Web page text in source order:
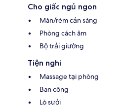
Cho giấc ngủ ngon
Màn/rèm cản sáng
Phòng cách âm
Bộ trải giường
Tiện nghi
Massage tại phòng
Ban công
Lò sưởi